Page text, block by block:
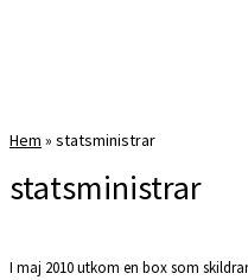
Hem » statsministrar
statsministrar
I maj 2010 utkom en box som